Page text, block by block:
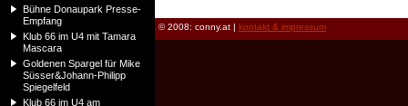
Bühne Donaupark Presse-
Empfang
Klub 66 im U4 mit Tamara
Mascara
Goldenen Spargel für Mike
Süsser&Johann-Philipp
Spiegelfeld
Klub 66 im U4 am
© 2008: conny.at | kontakt & impressum